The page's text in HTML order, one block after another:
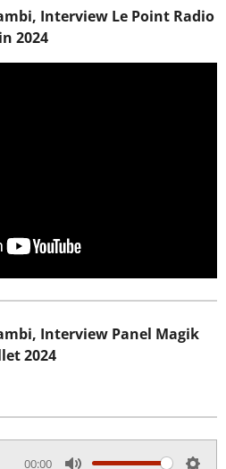
Interview Le Point Radio
2024
Interview Panel Magik
2024
00:00